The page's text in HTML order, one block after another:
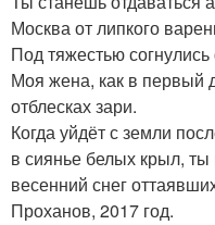
Москва от липкого
Под тяжестью
Моя жена, как в первый
отблесках зари.
Когда уйдёт с земли
в сиянье белых крыл,
весенний снег
Проханов, 2017 год.